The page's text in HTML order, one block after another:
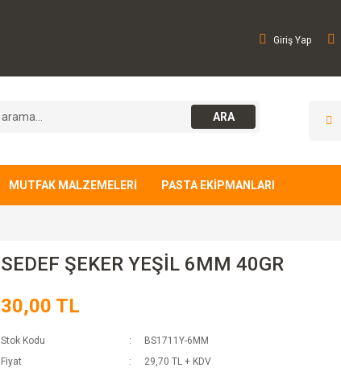
Giriş Yap
ARA
MUTFAK MALZEMELERİ PASTA EKİPMANLARI
SEDEF ŞEKER YEŞİL 6MM 40GR
30,00 TL
Stok Kodu
BS1711Y-6MM
Fiyat
29,70 TL + KDV